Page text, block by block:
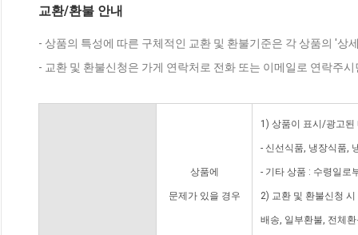
교환/환불 안내
- 상품의 특성에 따른 구체적인 교환 및 환불기준은 각 상품의 '상
- 교환 및 환불신청은 가게 연락처로 전화 또는 이메일로 연락주
상품에
문제가 있을 경우
1) 상품이 표시/광고된
- 신선식품, 냉장식품,
- 기타 상품 : 수령일로
2) 교환 및 환불신청
배송, 일부환불, 전체